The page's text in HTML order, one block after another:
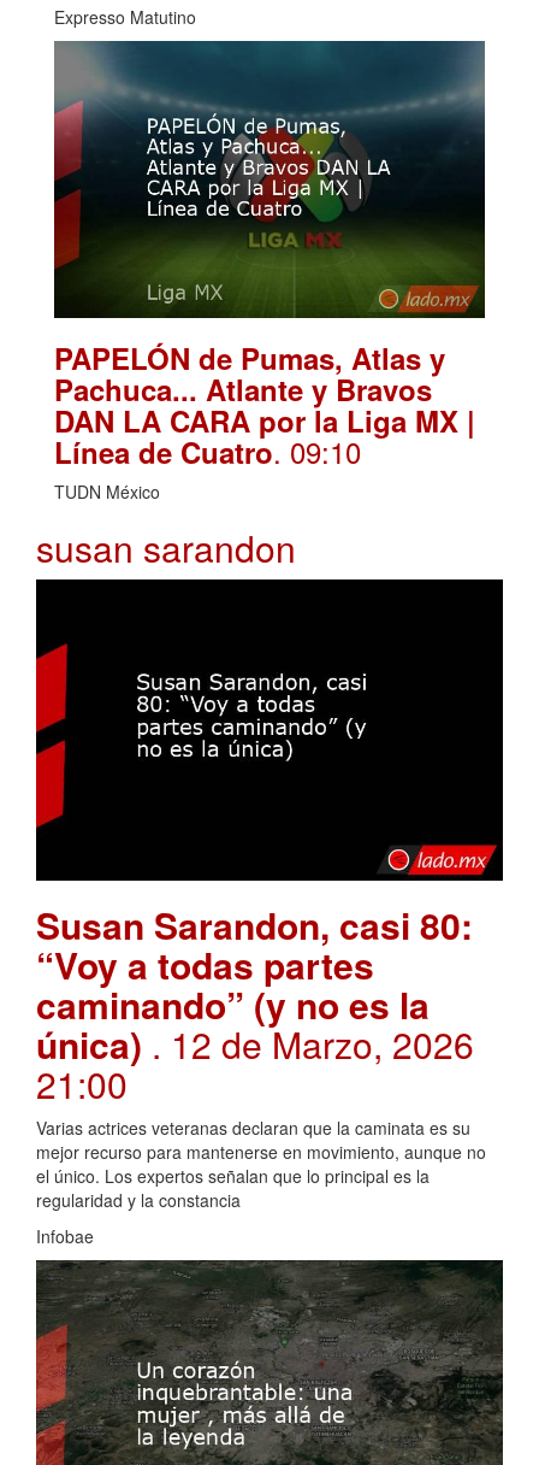
Expresso Matutino
PAPELÓN de Pumas, Atlas y
Pachuca... Atlante y Bravos
DAN LA CARA por la Liga MX |
Línea de Cuatro. 09:10
TUDN México
susan sarandon
Susan Sarandon, casi 80:
“Voy a todas partes
caminando” (y no es la
única) . 12 de Marzo, 2026
21:00
Varias actrices veteranas declaran que la caminata es su
mejor recurso para mantenerse en movimiento, aunque no
el único. Los expertos señalan que lo principal es la
regularidad y la constancia
Infobae